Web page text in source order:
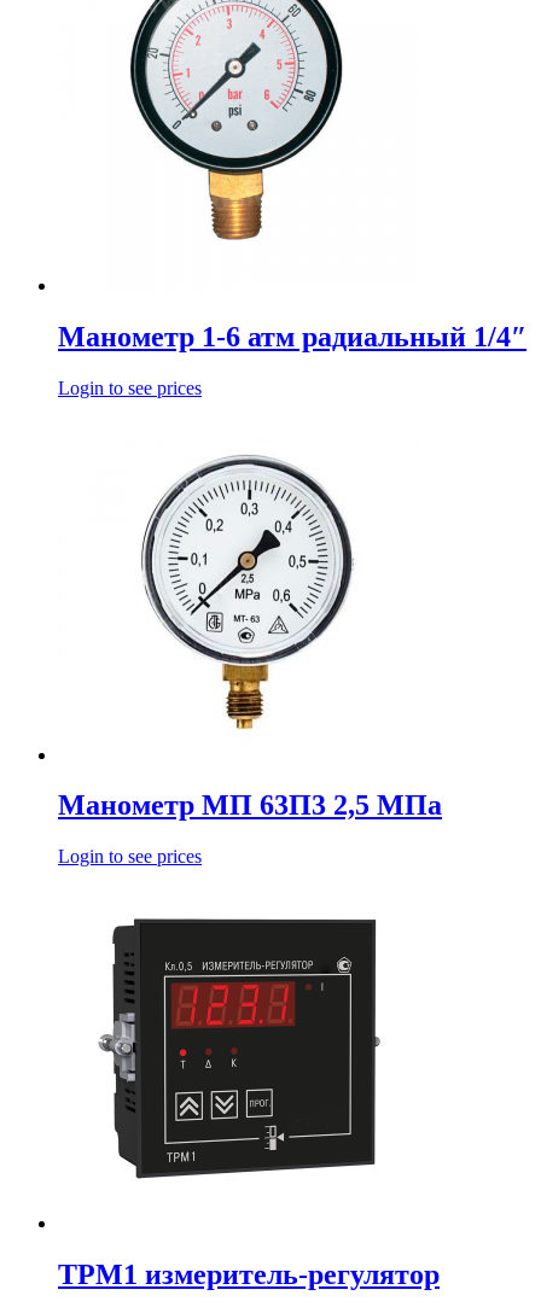
Манометр 1-6 атм радиальный 1/4″
Login to see prices
Манометр МП 63П3 2,5 МПа
Login to see prices
ТРМ1 измеритель-регулятор